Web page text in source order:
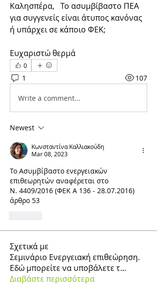
Καλησπέρα, Το ασυμβίβαστο ΠΕΑ
για συγγενείς είναι άτυπος κανόνας
ή υπάρχει σε κάποιο ΦΕΚ;
Ευχαριστώ θερμά
0
1 107
Write a comment...
Newest
Κωνσταντίνα Καλλιακούδη
Mar 08, 2023
To Ασυμβίβαστο ενεργειακών
επιθεωρητών αναφέρεται στο
Ν. 4409/2016 (ΦΕΚ A 136 - 28.07.2016)
άρθρο 53
Σχετικά με
Σεμινάριο Ενεργειακή επιθεώρηση.
Εδώ μπορείτε να υποβάλετε τ...
Διαβάστε περισσότερα